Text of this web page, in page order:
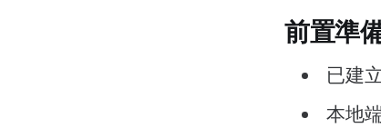
前置準
已建
本地